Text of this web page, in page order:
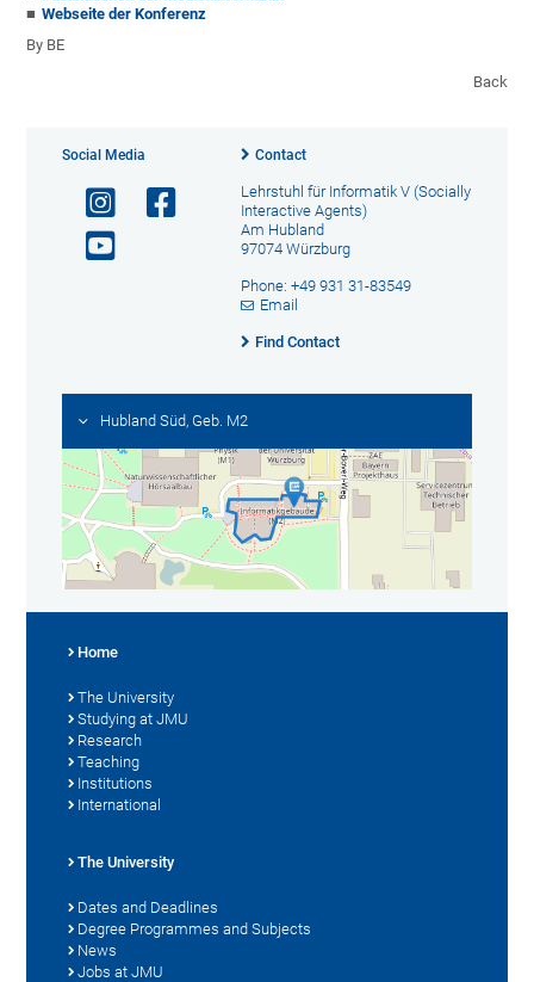
Webseite der Konferenz
By BE
Back
Social Media Contact
Lehrstuhl für Informatik V (Socially
Interactive Agents)
Am Hubland
97074 Würzburg
Phone: +49 931 31-83549
Email
Find Contact
Hubland Süd, Geb. M2
Home
The University
Studying at JMU
Research
Teaching
Institutions
International
The University
Dates and Deadlines
Degree Programmes and Subjects
News
Jobs at JMU